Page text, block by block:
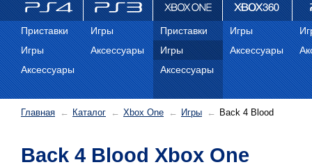
ps4
Приставки
Игры
Аксессуары
PS3
Игры
Аксессуары
Xbox One
Приставки
Игры
Аксессуары
Xbox 360
Игры
Аксессуары
Главная Каталог Xbox One Игры Back 4 Blood
Back 4 Blood Xbox One